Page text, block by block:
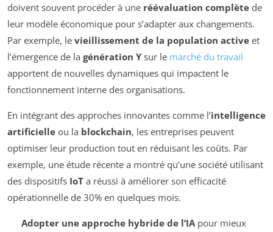
doivent souvent procéder à une réévaluation complète de
leur modèle économique pour s’adapter aux changements.
Par exemple, le vieillissement de la population active et
l’émergence de la génération Y sur le marché du travail
apportent de nouvelles dynamiques qui impactent le
fonctionnement interne des organisations.
En intégrant des approches innovantes comme l’intelligence
artificielle ou la blockchain, les entreprises peuvent
optimiser leur production tout en réduisant les coûts. Par
exemple, une étude récente a montré qu’une société utilisant
des dispositifs IoT a réussi à améliorer son efficacité
opérationnelle de 30% en quelques mois.
Adopter une approche hybride de l’IApour mieux